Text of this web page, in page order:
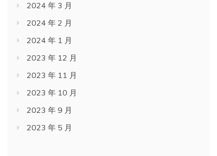
2024 年 3 月
2024 年 2 月
2024 年 1 月
2023 年 12 月
2023 年 11 月
2023 年 10 月
2023 年 9 月
2023 年 5 月